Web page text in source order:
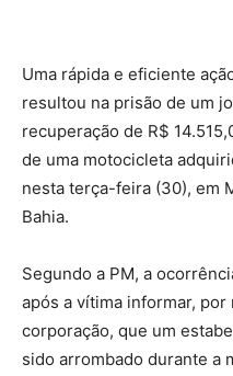
Uma rápida e eficiente
resultou na prisão de um
recuperação de R$
de uma motocicleta
nesta terça-feira (30), em
Bahia.
Segundo a PM, a
após a vítima informar,
corporação, que um
sido arrombado durante a